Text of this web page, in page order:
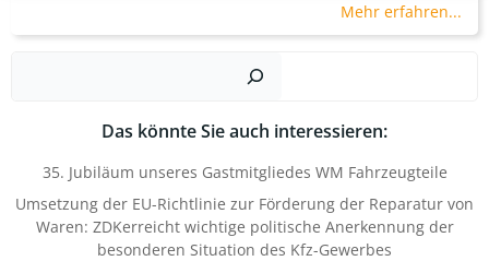
Mehr erfahren...
Das könnte Sie auch interessieren:
35. Jubiläum unseres Gastmitgliedes WM Fahrzeugteile
Umsetzung der EU-Richtlinie zur Förderung der Reparatur von
Waren: ZDKerreicht wichtige politische Anerkennung der
besonderen Situation des Kfz-Gewerbes